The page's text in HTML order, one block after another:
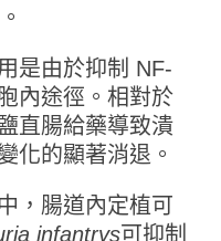
是由於抑制 NF-
內途徑。相對於
直腸給藥導致潰
化的顯著消退。
，腸道內定植可
infantrys可抑制